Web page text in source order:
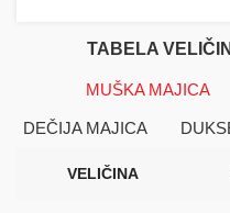
TABELA
MUŠKA MAJICA
DEČIJA MAJICA
VELIČINA